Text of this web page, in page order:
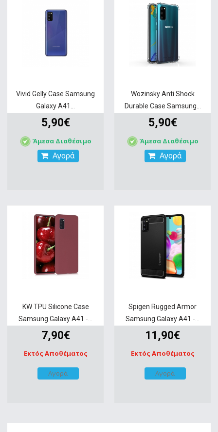
Vivid Gelly Case Samsung
Galaxy A41...
5,90€
Άμεσα Διαθέσιμο
Αγορά
Wozinsky Anti Shock
Durable Case Samsung...
5,90€
Άμεσα Διαθέσιμο
Αγορά
KW TPU Silicone Case
Samsung Galaxy A41 -...
7,90€
Εκτός Αποθέματος
Αγορά
Spigen Rugged Armor
Samsung Galaxy A41 -...
11,90€
Εκτός Αποθέματος
Αγορά